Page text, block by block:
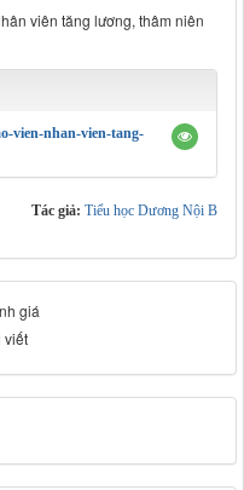
viên tăng lương, thâm niên
vien-nhan-vien-tang-
Tác giả: Tiểu học Dương Nội B
giá
viết